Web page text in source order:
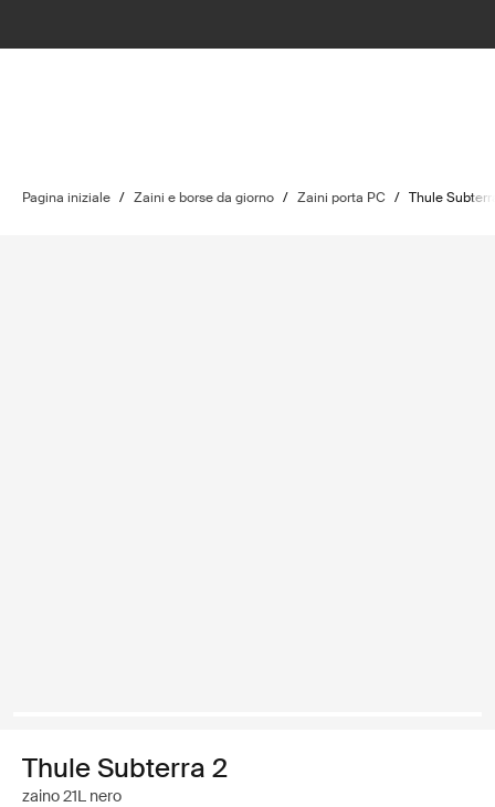
Pagina iniziale / Zaini e borse da giorno / Zaini porta PC / Thule
Thule Subterra 2
zaino 21L nero